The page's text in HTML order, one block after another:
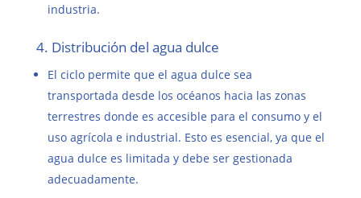
industria.
4. Distribución del agua dulce
El ciclo permite que el agua dulce sea
transportada desde los océanos hacia las zonas
terrestres donde es accesible para el consumo y el
uso agrícola e industrial. Esto es esencial, ya que el
agua dulce es limitada y debe ser gestionada
adecuadamente.